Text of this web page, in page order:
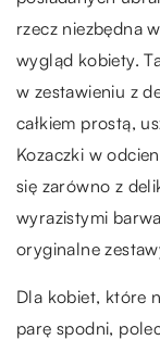
rzecz niezbędna
wygląd kobiety.
w zestawieniu z
całkiem prostą,
Kozaczki w
się zarówno z
wyrazistymi
oryginalne
Dla kobiet, które
parę spodni,